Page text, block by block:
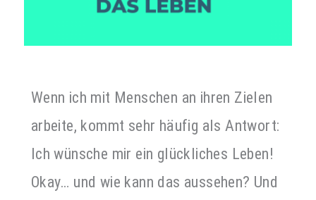
Wenn ich mit Menschen an ihren Zielen
arbeite, kommt sehr häufig als Antwort:
Ich wünsche mir ein glückliches Leben!
Okay… und wie kann das aussehen? Und